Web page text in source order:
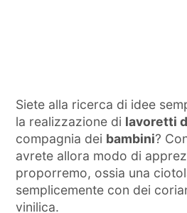
Siete alla ricerca di idee
la realizzazione di lavoretti
compagnia dei bambini?
avrete allora modo di
proporremo, ossia una
semplicemente con dei
vinilica.